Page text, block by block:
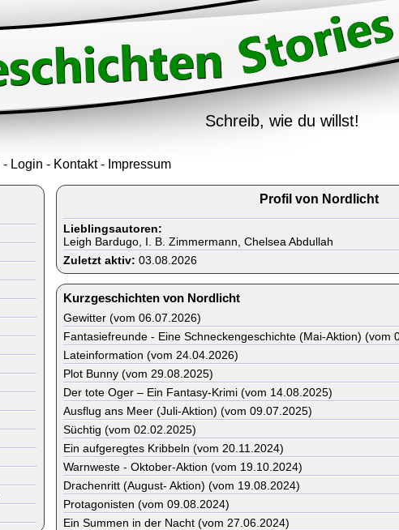
Schreib, wie du willst!
- Login - Kontakt- Impressum
Profil von Nordlicht
Lieblingsautoren:
Leigh Bardugo, I. B. Zimmermann, Chelsea Abdullah
Zuletzt aktiv: 03.08.2026
Kurzgeschichten von Nordlicht
Gewitter (vom 06.07.2026)
Fantasiefreunde - Eine Schneckengeschichte (Mai-Aktion) (vom
Lateinformation (vom 24.04.2026)
Plot Bunny (vom 29.08.2025)
Der tote Oger – Ein Fantasy-Krimi (vom 14.08.2025)
Ausflug ans Meer (Juli-Aktion) (vom 09.07.2025)
Süchtig (vom 02.02.2025)
Ein aufgeregtes Kribbeln (vom 20.11.2024)
Warnweste - Oktober-Aktion (vom 19.10.2024)
Drachenritt (August- Aktion) (vom 19.08.2024)
Protagonisten (vom 09.08.2024)
Ein Summen in der Nacht (vom 27.06.2024)